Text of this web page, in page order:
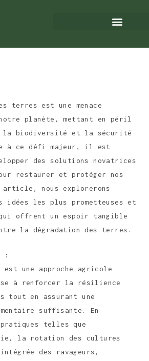
terres est une menace
planète, mettant en péril
la biodiversité et la sécurité
à ce défi majeur, il est
des solutions novatrices
restaurer et protéger nos
nous explorerons
idées les plus prometteuses et
offrent un espoir tangible
la dégradation des terres.
:
est une approche agricole
à renforcer la résilience
tout en assurant une
suffisante. En
pratiques telles que
la rotation des cultures
des ravageurs,